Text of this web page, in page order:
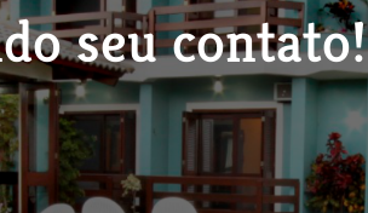
seu contato!